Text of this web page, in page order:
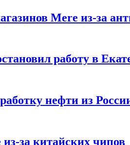
Mere из-за
работу в
нефти из
за китайских чипов